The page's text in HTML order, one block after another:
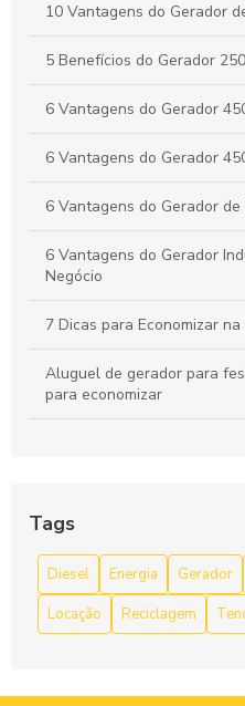
Locação de Gerador Preço:
Custos e Como Economizar
Grupo Gerador Stemac:
Negócio
10 Vantagens do Gerador
5 Benefícios do Gerador
6 Vantagens do Gerador
6 Vantagens do Gerador
6 Vantagens do Gerador
6 Vantagens do Gerador
Negócio
7 Dicas para Economizar
Aluguel de gerador para
para economizar
Aluguel de Gerador para
Aluguel de Gerador Preço
Precisa Conhecer
sua locação
Tags
Diesel Energia Gerador
Locação
Reciclagem